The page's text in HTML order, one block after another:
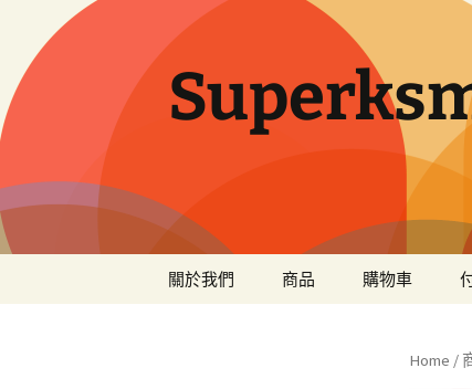
關於我們 商品 購物車
Home /